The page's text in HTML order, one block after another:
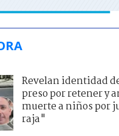
Revelan identidad
preso por retener y
muerte a niños por
raja"